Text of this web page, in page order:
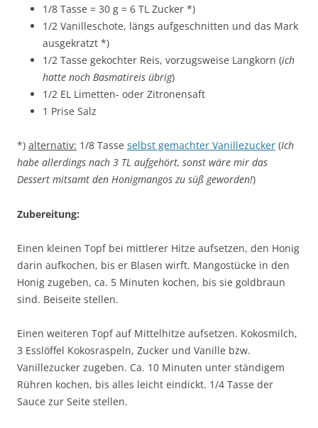
1/8 Tasse = 30 g = 6 TL Zucker *)
1/2 Vanilleschote, längs aufgeschnitten und das Mark
ausgekratzt *)
1/2 Tasse gekochter Reis, vorzugsweise Langkorn (ich
hatte noch Basmatireis übrig)
1/2 EL Limetten- oder Zitronensaft
1 Prise Salz
*) alternativ: 1/8 Tasse selbst gemachter Vanillezucker (Ich
habe allerdings nach 3 TL aufgehört, sonst wäre mir das
Dessert mitsamt den Honigmangos zu süß geworden!)
Zubereitung:
Einen kleinen Topf bei mittlerer Hitze aufsetzen, den Honig
darin aufkochen, bis er Blasen wirft. Mangostücke in den
Honig zugeben, ca. 5 Minuten kochen, bis sie goldbraun
sind. Beiseite stellen.
Einen weiteren Topf auf Mittelhitze aufsetzen. Kokosmilch,
3 Esslöffel Kokosraspeln, Zucker und Vanille bzw.
Vanillezucker zugeben. Ca. 10 Minuten unter ständigem
Rühren kochen, bis alles leicht eindickt. 1/4 Tasse der
Sauce zur Seite stellen.